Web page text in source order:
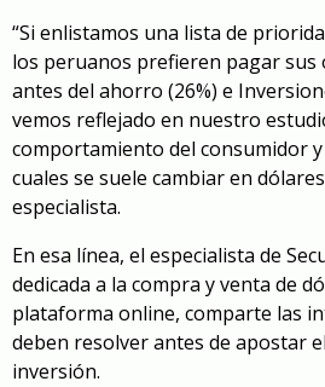
“Si enlistamos una lista de
los peruanos prefieren pagar sus
antes del ahorro (26%) e
vemos reflejado en nuestro
comportamiento del consumidor
cuales se suele cambiar en
especialista.
En esa línea, el especialista de
dedicada a la compra y venta de
plataforma online, comparte las
deben resolver antes de apostar
inversión.